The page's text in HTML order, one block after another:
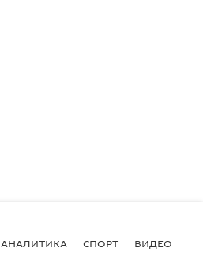
АНАЛИТИКА СПОРТ ВИДЕО